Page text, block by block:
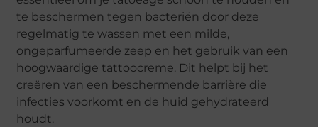
te beschermen tegen bacteriën door deze
regelmatig te wassen met een milde,
ongeparfumeerde zeep en het gebruik van een
hoogwaardige tattoocreme. Dit helpt bij het
creëren van een beschermende barrière die
infecties voorkomt en de huid gehydrateerd
houdt.